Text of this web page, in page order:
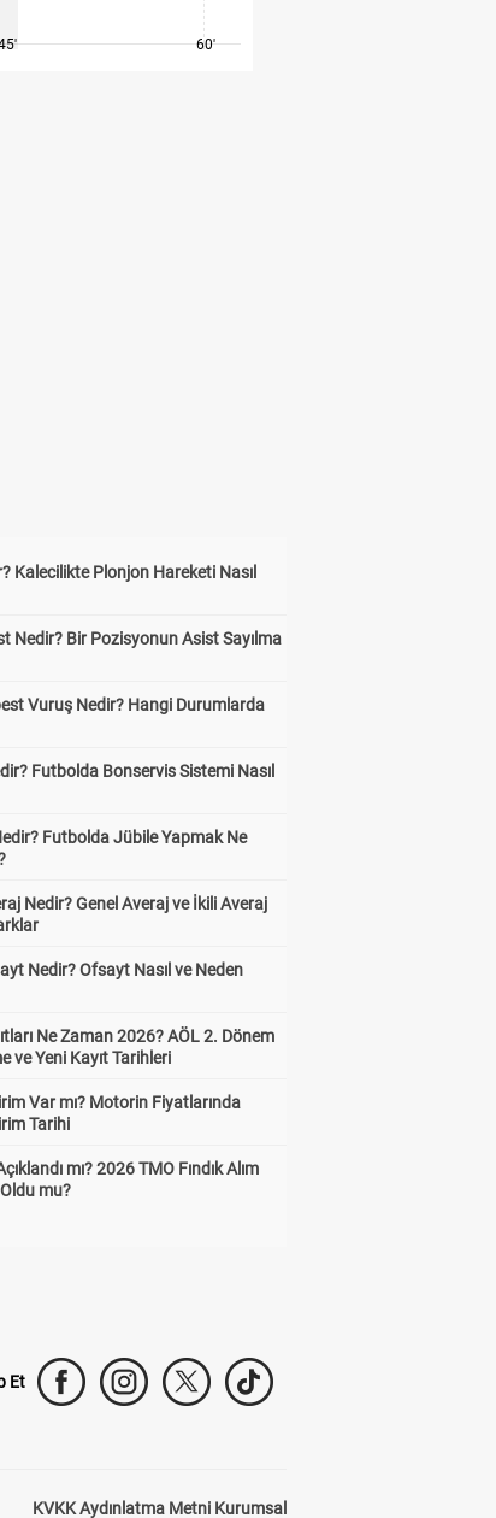
60'
Kalecilikte Plonjon Hareketi Nasıl
Nedir? Bir Pozisyonun Asist Sayılma
Vuruş Nedir? Hangi Durumlarda
Futbolda Bonservis Sistemi Nasıl
Futbolda Jübile Yapmak Ne
Nedir? Genel Averaj ve İkili Averaj
Nedir? Ofsayt Nasıl ve Neden
Ne Zaman 2026? AÖL 2. Dönem
ve Yeni Kayıt Tarihleri
Var mı? Motorin Fiyatlarında
Tarihi
mı? 2026 TMO Fındık Alım
mu?
Et
KVKK Aydınlatma Metni Kurumsal